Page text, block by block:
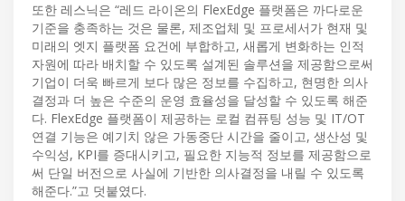
또한 레스닉은 “레드 라이온의 FlexEdge 플랫폼은 까다로운
기준을 충족하는 것은 물론, 제조업체 및 프로세서가 현재 및
미래의 엣지 플랫폼 요건에 부합하고, 새롭게 변화하는 인적
자원에 따라 배치할 수 있도록 설계된 솔루션을 제공함으로써
기업이 더욱 빠르게 보다 많은 정보를 수집하고, 현명한 의사
결정과 더 높은 수준의 운영 효율성을 달성할 수 있도록 해준
다. FlexEdge 플랫폼이 제공하는 로컬 컴퓨팅 성능 및 IT/OT
연결 기능은 예기치 않은 가동중단 시간을 줄이고, 생산성 및
수익성, KPI를 증대시키고, 필요한 지능적 정보를 제공함으로
써 단일 버전으로 사실에 기반한 의사결정을 내릴 수 있도록
해준다.”고 덧붙였다.